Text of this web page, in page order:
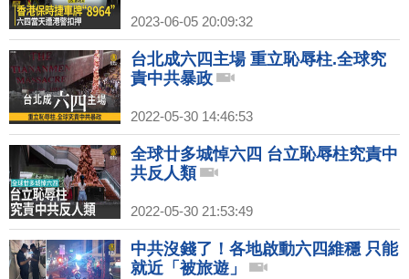
2023-06-05 20:09:32
台北成六四主場 重立恥辱柱.全球究
責中共暴政
2022-05-30 14:46:53
全球廿多城悼六四 台立恥辱柱究責中
共反人類
2022-05-30 21:53:49
中共沒錢了！各地啟動六四維穩 只能
就近「被旅遊」